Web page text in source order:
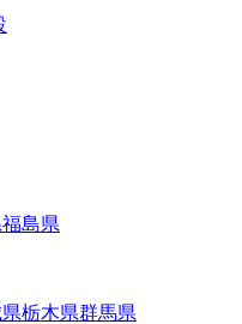
福島県
栃木県群馬県